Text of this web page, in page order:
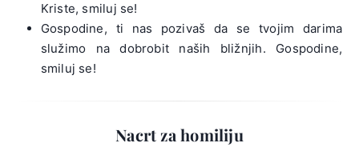
Kriste, smiluj se!
Gospodine, ti nas pozivaš da se tvojim darima
služimo na dobrobit naših bližnjih. Gospodine,
smiluj se!
Nacrt za homiliju